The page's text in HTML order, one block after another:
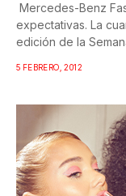
Mercedes-Benz
expectativas. La
edición de la
5 FEBRERO, 2012